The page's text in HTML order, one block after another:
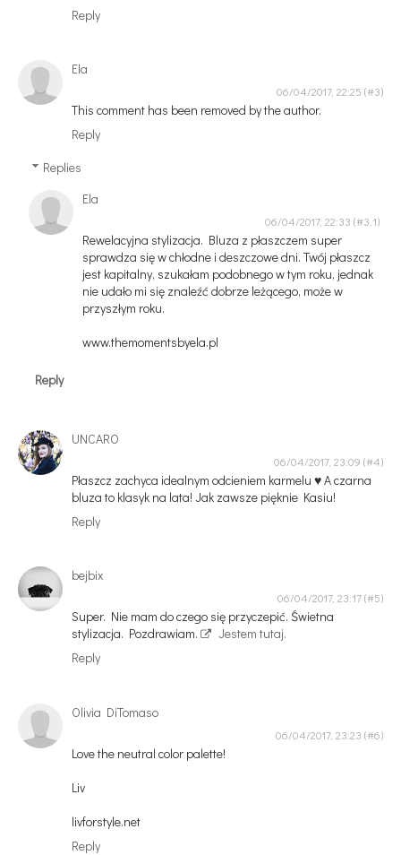
Reply
Ela
06/04/2017, 22:25
This comment has been removed by the author.
Reply
Replies
Ela
06/04/2017, 22:33
Rewelacyjna stylizacja. Bluza z płaszczem super
sprawdza się w chłodne i deszczowe dni. Twój płaszcz
jest kapitalny, szukałam podobnego w tym roku, jednak
nie udało mi się znaleźć dobrze leżącego, może w
przyszłym roku.
www.themomentsbyela.pl
Reply
UNCARO
06/04/2017, 23:09
Płaszcz zachyca idealnym odcieniem karmelu ♥ A czarna
bluza to klasyk na lata! Jak zawsze pięknie Kasiu!
Reply
bejbix
06/04/2017, 23:17
Super. Nie mam do czego się przyczepić. Świetna
stylizacja. Pozdrawiam.
Jestem tutaj.
Reply
Olivia DiTomaso
06/04/2017, 23:23
Love the neutral color palette!
Liv
livforstyle.net
Reply